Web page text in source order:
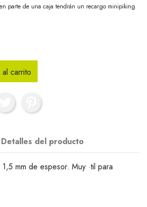
parte de una caja tendrán un recargo minipiking
carrito
Detalles del producto
mm de espesor. Muy ·til para